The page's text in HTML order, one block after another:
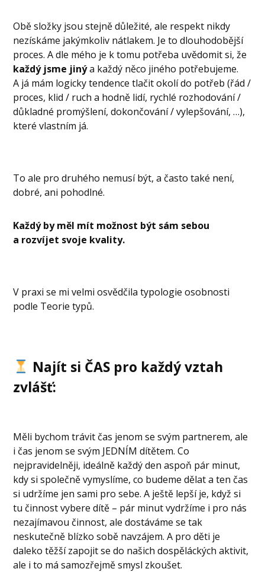
Obě složky jsou stejně důležité, ale respekt nikdy
nezískáme jakýmkoliv nátlakem. Je to dlouhodobější
proces. A dle mého je k tomu potřeba uvědomit si, že
každý jsme jinýa každý něco jiného potřebujeme.
A já mám logicky tendence tlačit okolí do potřeb (řád /
proces, klid / ruch a hodně lidí, rychlé rozhodování /
důkladné promýšlení, dokončování / vylepšování, …),
které vlastním já.
To ale pro druhého nemusí být, a často také není,
dobré, ani pohodlné.
Každý by měl mít možnost být sám sebou
a rozvíjet svoje kvality.
V praxi se mi velmi osvědčila typologie osobnosti
podle Teorie typů.
Najít si ČAS pro každý vztah
zvlášť:
Měli bychom trávit čas jenom se svým partnerem, ale
i čas jenom se svým JEDNÍM dítětem. Co
nejpravidelněji, ideálně každý den aspoň pár minut,
kdy si společně vymyslíme, co budeme dělat a ten čas
si udržíme jen sami pro sebe. A ještě lepší je, když si
tu činnost vybere dítě – pár minut vydržíme i pro nás
nezajímavou činnost, ale dostáváme se tak
neskutečně blízko sobě navzájem. A pro děti je
daleko těžší zapojit se do našich dospěláckých aktivit,
ale i to má samozřejmě smysl zkoušet.